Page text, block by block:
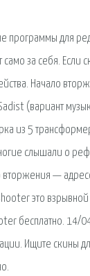
программы для
за себя. Если
Начало
(вариант
из 5
слышали о
вторжения —
это
бесплатно. 14/
Ищите скины